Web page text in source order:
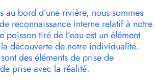
au bord d’une rivière, nous sommes
reconnaissance interne relatif à notre
poisson tiré de l’eau est un élément
découverte de notre individualité.
des éléments de prise de
prise avec la réalité.